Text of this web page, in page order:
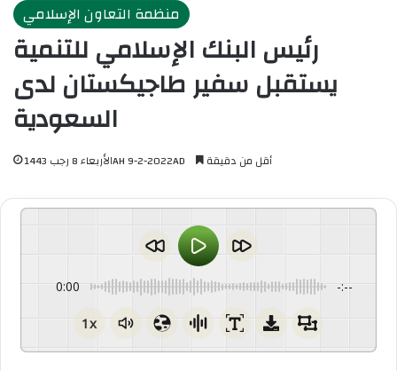
منظمة التعاون الإسلامي
رئيس البنك الإسلامي للتنمية
يستقبل سفير طاجيكستان لدى
السعودية
الأربعاء 8 رجب 1443AH 9-2-2022AD أقل من دقيقة
0:00 -:--
1x